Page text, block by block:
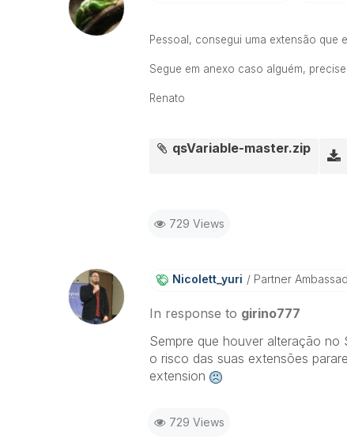
Pessoal, consegui uma extensão que
Segue em anexo caso alguém, precise
Renato
qsVariable-master.zip
729 Views
Nicolett_yuri Partner
In response to girino777
Sempre que houver alteração
o risco das suas extensões
extension
729 Views